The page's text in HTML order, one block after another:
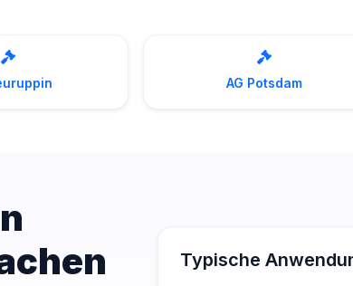
AG Potsdam
Typische